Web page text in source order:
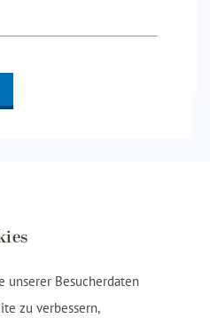
unserer Besucherdaten
zu verbessern,